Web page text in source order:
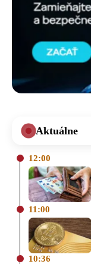
Aktuálne
12:00
11:00
10:36